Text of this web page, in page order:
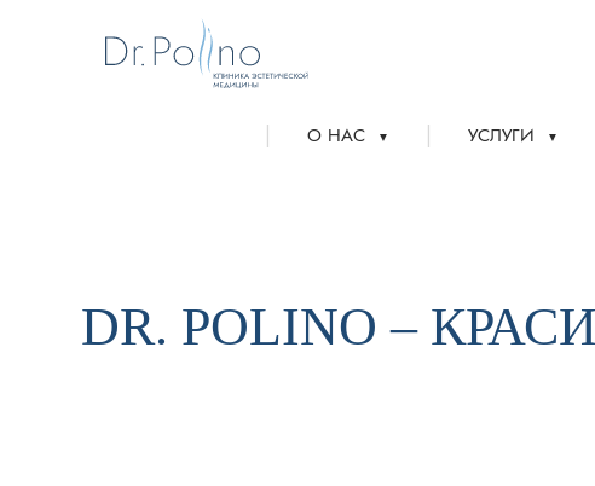
| О НАС ▼ | УСЛУГИ ▼
DR. POLINO –